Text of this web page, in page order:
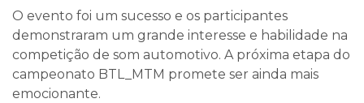
O evento foi um sucesso e os participantes
demonstraram um grande interesse e habilidade na
competição de som automotivo. A próxima etapa do
campeonato BTL_MTM promete ser ainda mais
emocionante.